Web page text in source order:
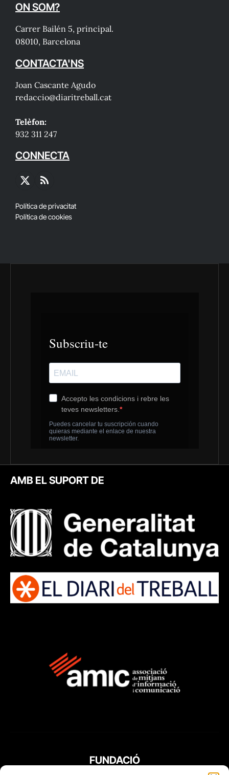
ON SOM?
Carrer Bailén 5, principal.
08010, Barcelona
CONTACTA'NS
Joan Cascante Agudo
redaccio@diaritreball.cat
Telèfon:
932 311 247
CONNECTA
X
RSS
Política de privacitat
Política de cookies
AMB EL SUPORT DE
FUNDACIÓ